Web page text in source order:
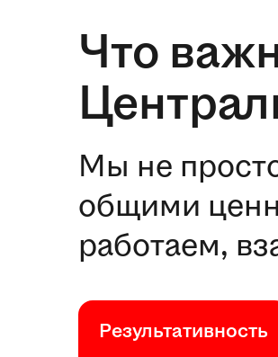
Что
Мы не
общими
работаем,
Результативность